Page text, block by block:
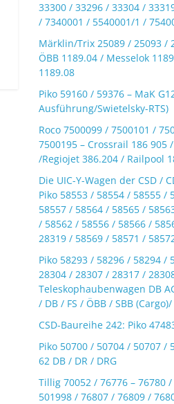
33300 / 33296 / 33304 /
/ 7340001 / 5540001/1 /
Märklin/Trix 25089 / 25093 /
ÖBB 1189.04 / Messelok
1189.08
Piko 59160 / 59376 – MaK
Ausführung/Swietelsky-RTS)
Roco 7500099 / 7500101 /
7500195 – Crossrail 186 905 /
/Regiojet 386.204 / Railpool
Die UIC-Y-Wagen der CSD /
Piko 58553 / 58554 / 58555 /
58557 / 58564 / 58565 /
/ 58562 / 58556 / 58566 /
28319 / 58569 / 58571 /
Piko 58293 / 58296 / 58294 /
28304 / 28307 / 28317 /
Teleskophaubenwagen DB
/ DB / FS / ÖBB / SBB (Cargo)/
CSD-Baureihe 242: Piko
Piko 50700 / 50704 / 50707 /
62 DB / DR / DRG
Tillig 70052 / 76776 – 76780
501998 / 76807 / 76809 /